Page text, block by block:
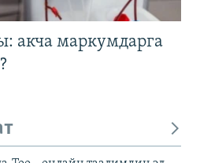
акча маркумдарга